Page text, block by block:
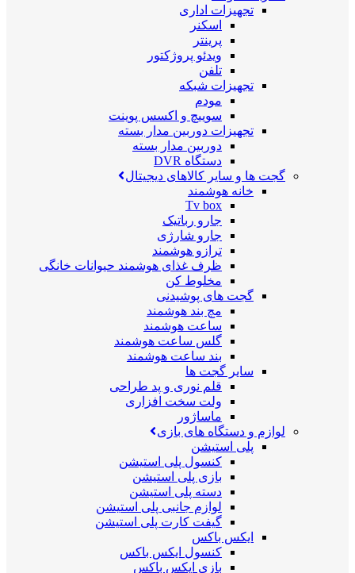
تجهیزات اداری
اسکنر
پرینتر
ویدئو پروژکتور
تلفن
تجهیزات شبکه
مودم
سوییچ و اکسس پوینت
تجهیزات دوربین مدار بسته
دوربین مدار بسته
دستگاه DVR
گجت ها و سایر کالاهای دیجیتال
خانه هوشمند
Tv box
جارو رباتیک
جارو شارژی
ترازو هوشمند
ظرف غذای هوشمند حیوانات خانگی
مخلوط کن
گجت های پوشیدنی
مچ بند هوشمند
ساعت هوشمند
گلس ساعت هوشمند
بند ساعت هوشمند
سایر گجت ها
قلم نوری و پد طراحی
ولت سخت افزاری
ماساژور
لوازم و دستگاه های بازی
پلی استیشن
کنسول پلی استیشن
بازی پلی استیشن
دسته پلی استیشن
لوازم جانبی پلی استیشن
گیفت کارت پلی استیشن
ایکس باکس
کنسول ایکس باکس
بازی ایکس باکس